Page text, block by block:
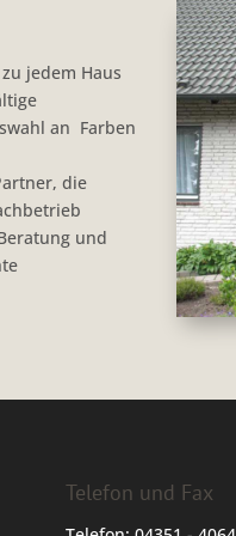
jedem Haus
an Farben
die
und
Telefon und Fax